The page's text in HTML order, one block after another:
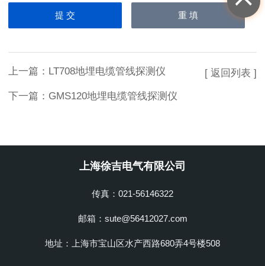
上一篇： LT708地埋电缆管线探测仪
下一篇： GMS120地埋电缆管线探测仪
[ 返回列表 ]
上海徐吉电气有限公司
传真：021-56146322
邮箱：sute@56412027.com
地址：上海市宝山区水产西路680弄4号楼508